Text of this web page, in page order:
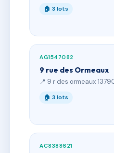
🏠 3 lots
AG1547082
9 rue des Ormeaux
📍 9 r des ormeaux
🏠 3 lots
AC8388621